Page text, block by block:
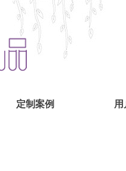
定制案例